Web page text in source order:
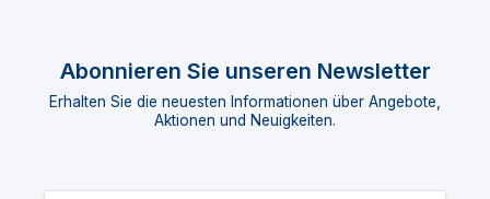
Abonnieren Sie unseren Newsletter
Erhalten Sie die neuesten Informationen über Angebote,
Aktionen und Neuigkeiten.